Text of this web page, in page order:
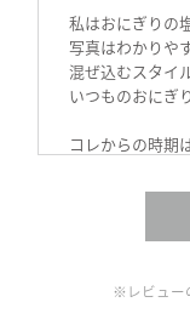
私はおにぎりの
写真はわかりや
混ぜ込むスタイ
いつものおにぎ
コレからの時期
ピザにも良い
なるので、一つ
※レビュー